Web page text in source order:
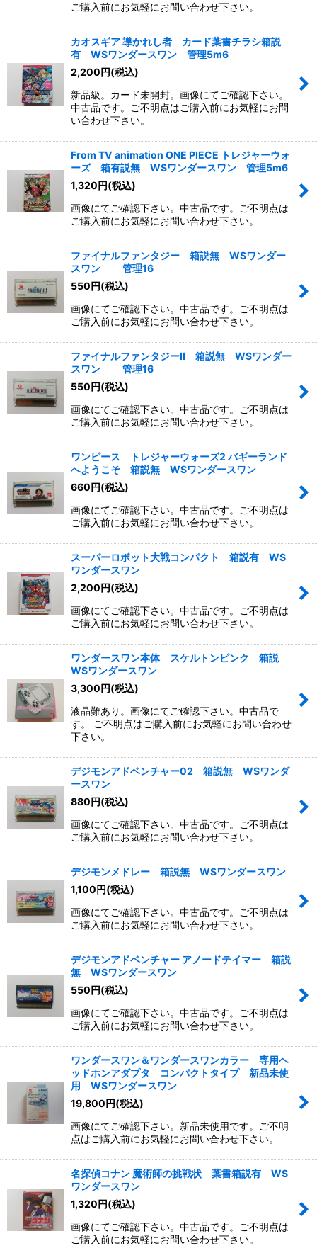
ご購入前にお気軽にお問い合わせ下さい。
カオスギア 導かれし者 カード葉書チラシ箱説
有 WSワンダースワン 管理5m6
2,200円(税込)
新品級。カード未開封。画像にてご確認下さい。
中古品です。ご不明点はご購入前にお気軽にお問
い合わせ下さい。
From TV animation ONE PIECE トレジャーウォ
ーズ 箱有説無 WSワンダースワン 管理5m6
1,320円(税込)
画像にてご確認下さい。中古品です。ご不明点は
ご購入前にお気軽にお問い合わせ下さい。
ファイナルファンタジー 箱説無 WSワンダー
スワン 管理16
550円(税込)
画像にてご確認下さい。中古品です。ご不明点は
ご購入前にお気軽にお問い合わせ下さい。
ファイナルファンタジーII 箱説無 WSワンダー
スワン 管理16
550円(税込)
画像にてご確認下さい。中古品です。ご不明点は
ご購入前にお気軽にお問い合わせ下さい。
ワンピース トレジャーウォーズ2 バギーランド
へようこそ 箱説無 WSワンダースワン
660円(税込)
画像にてご確認下さい。中古品です。ご不明点は
ご購入前にお気軽にお問い合わせ下さい。
スーパーロボット大戦コンパクト 箱説有 WS
ワンダースワン
2,200円(税込)
画像にてご確認下さい。中古品です。ご不明点は
ご購入前にお気軽にお問い合わせ下さい。
ワンダースワン本体 スケルトンピンク 箱説
WSワンダースワン
3,300円(税込)
液晶難あり。画像にてご確認下さい。中古品で
す。 ご不明点はご購入前にお気軽にお問い合わせ
下さい。
デジモンアドベンチャー02 箱説無 WSワンダ
ースワン
880円(税込)
画像にてご確認下さい。中古品です。ご不明点は
ご購入前にお気軽にお問い合わせ下さい。
デジモンメドレー 箱説無 WSワンダースワン
1,100円(税込)
画像にてご確認下さい。中古品です。ご不明点は
ご購入前にお気軽にお問い合わせ下さい。
デジモンアドベンチャー アノードテイマー 箱説
無 WSワンダースワン
550円(税込)
画像にてご確認下さい。中古品です。ご不明点は
ご購入前にお気軽にお問い合わせ下さい。
ワンダースワン＆ワンダースワンカラー 専用ヘ
ッドホンアダプタ コンパクトタイプ 新品未使
用 WSワンダースワン
19,800円(税込)
画像にてご確認下さい。新品未使用です。ご不明
点はご購入前にお気軽にお問い合わせ下さい。
名探偵コナン 魔術師の挑戦状 葉書箱説有 WS
ワンダースワン
1,320円(税込)
画像にてご確認下さい。中古品です。ご不明点は
ご購入前にお気軽にお問い合わせ下さい。